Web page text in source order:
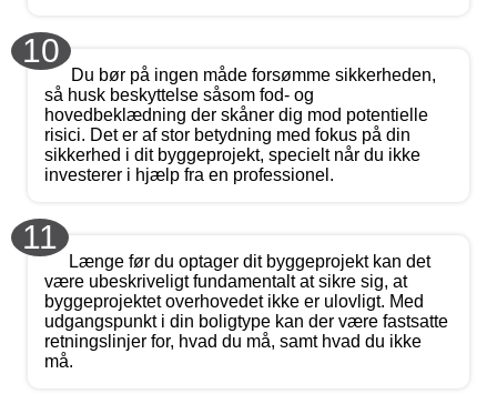
10
Du bør på ingen måde forsømme sikkerheden,
så husk beskyttelse såsom fod- og
hovedbeklædning der skåner dig mod potentielle
risici. Det er af stor betydning med fokus på din
sikkerhed i dit byggeprojekt, specielt når du ikke
investerer i hjælp fra en professionel.
11
Længe før du optager dit byggeprojekt kan det
være ubeskriveligt fundamentalt at sikre sig, at
byggeprojektet overhovedet ikke er ulovligt. Med
udgangspunkt i din boligtype kan der være fastsatte
retningslinjer for, hvad du må, samt hvad du ikke
må.